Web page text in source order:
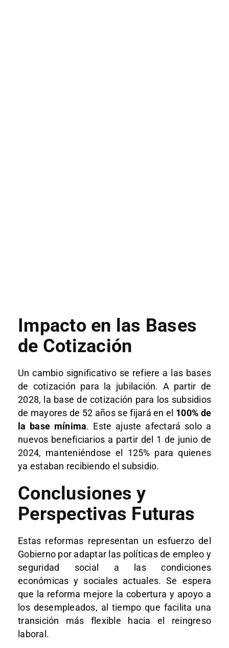
Impacto en las Bases
de Cotización
Un cambio significativo se refiere a las bases
de cotización para la jubilación. A partir de
2028, la base de cotización para los subsidios
de mayores de 52 años se fijará en el 100% de
la base mínima. Este ajuste afectará solo a
nuevos beneficiarios a partir del 1 de junio de
2024, manteniéndose el 125% para quienes
ya estaban recibiendo el subsidio.
Conclusiones y
Perspectivas Futuras
Estas reformas representan un esfuerzo del
Gobierno por adaptar las políticas de empleo y
seguridad social a las condiciones
económicas y sociales actuales. Se espera
que la reforma mejore la cobertura y apoyo a
los desempleados, al tiempo que facilita una
transición más flexible hacia el reingreso
laboral.